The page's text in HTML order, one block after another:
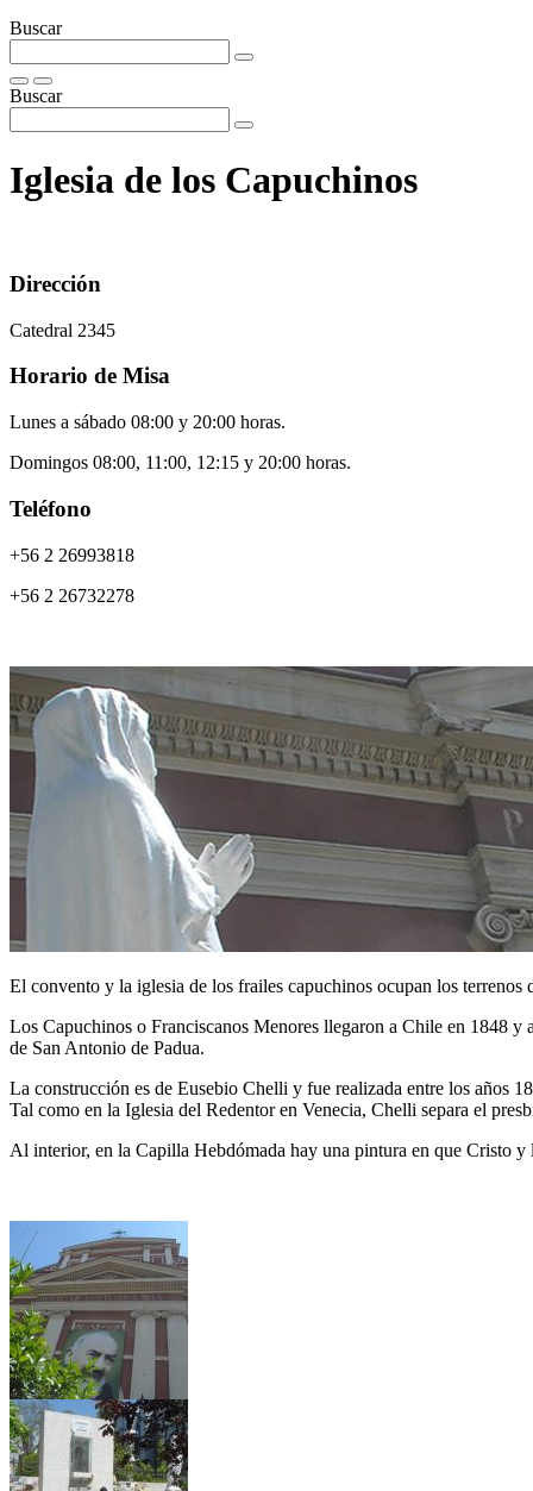
Buscar
Buscar
Iglesia de los Capuchinos
Dirección
Catedral 2345
Horario de Misa
Lunes a sábado 08:00 y 20:00 horas.
Domingos 08:00, 11:00, 12:15 y 20:00 horas.
Teléfono
+56 2 26993818
+56 2 26732278
El convento y la iglesia de los frailes capuchinos ocupan los
Los Capuchinos o Franciscanos Menores llegaron a Chile en 1848
de San Antonio de Padua.
La construcción es de Eusebio Chelli y fue realizada entre los años
Tal como en la Iglesia del Redentor en Venecia, Chelli separa el
Al interior, en la Capilla Hebdómada hay una pintura en que Cristo